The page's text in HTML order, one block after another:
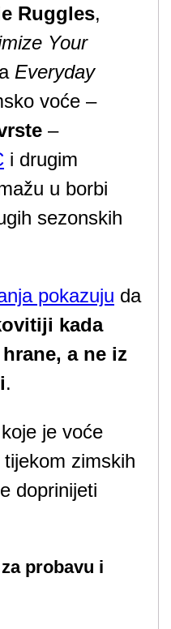
Ruggles,
Your
Everyday
voće –
–
i drugim
u borbi
sezonskih
pokazuju da
kada
a ne iz
.
je voće
zimskih
doprinijeti
probavu i